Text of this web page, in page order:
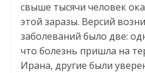
свыше тысячи человек
этой заразы. Версий
заболеваний было две:
что болезнь пришла на
Ирана, другие были